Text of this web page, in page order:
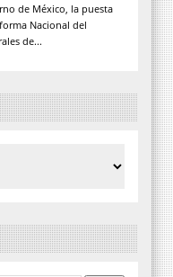
de México, la puesta
Nacional del
de...